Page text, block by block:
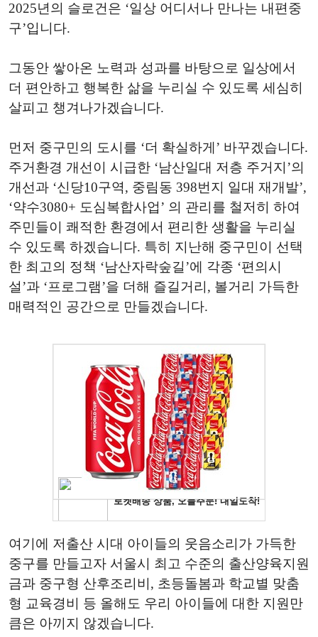
2025년의 슬로건은 ‘일상 어디서나 만나는 내편중
구’입니다.
그동안 쌓아온 노력과 성과를 바탕으로 일상에서
더 편안하고 행복한 삶을 누리실 수 있도록 세심히
살피고 챙겨나가겠습니다.
먼저 중구민의 도시를 ‘더 확실하게’ 바꾸겠습니다.
주거환경 개선이 시급한 ‘남산일대 저층 주거지’의
개선과 ‘신당10구역, 중림동 398번지 일대 재개발’,
‘약수3080+ 도심복합사업’ 의 관리를 철저히 하여
주민들이 쾌적한 환경에서 편리한 생활을 누리실
수 있도록 하겠습니다. 특히 지난해 중구민이 선택
한 최고의 정책 ‘남산자락숲길’에 각종 ‘편의시
설’과 ‘프로그램’을 더해 즐길거리, 볼거리 가득한
매력적인 공간으로 만들겠습니다.
여기에 저출산 시대 아이들의 웃음소리가 가득한
중구를 만들고자 서울시 최고 수준의 출산양육지원
금과 중구형 산후조리비, 초등돌봄과 학교별 맞춤
형 교육경비 등 올해도 우리 아이들에 대한 지원만
큼은 아끼지 않겠습니다.